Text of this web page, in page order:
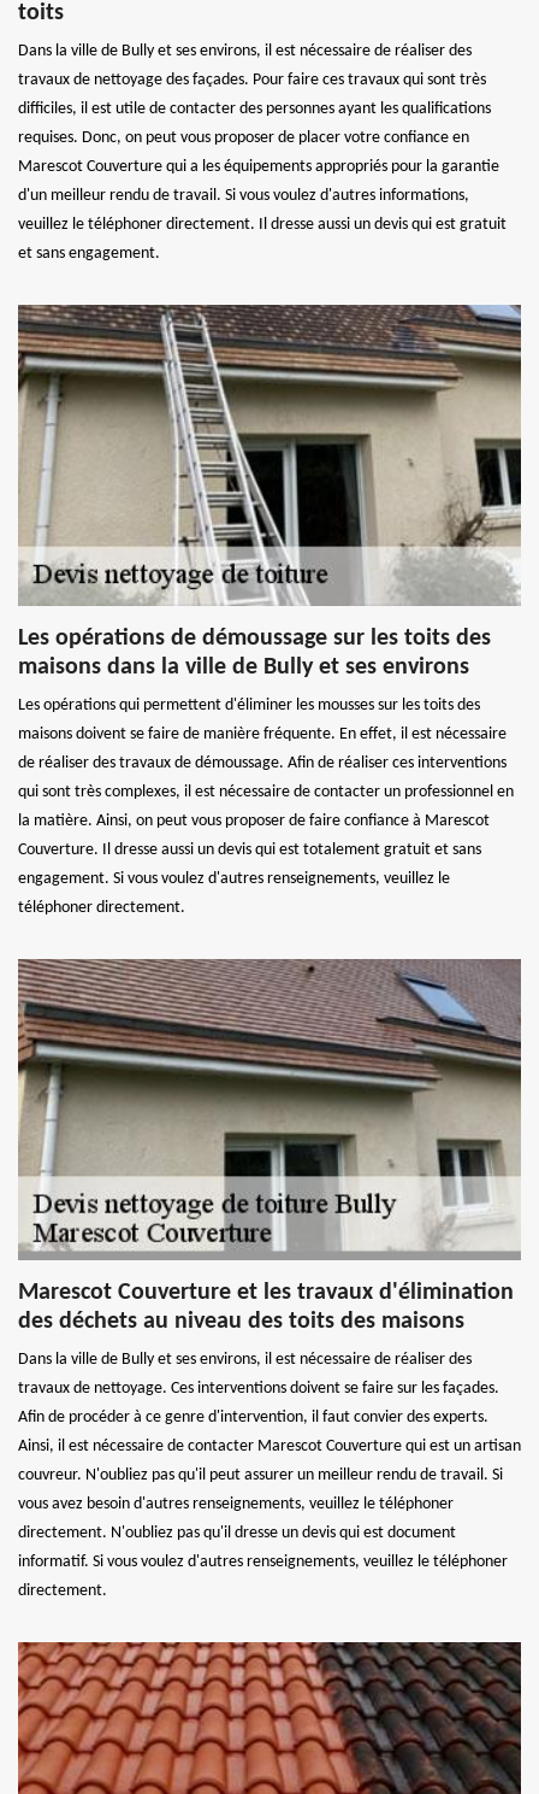
toits
Dans la ville de Bully et ses environs, il est nécessaire de réaliser des
travaux de nettoyage des façades. Pour faire ces travaux qui sont très
difficiles, il est utile de contacter des personnes ayant les qualifications
requises. Donc, on peut vous proposer de placer votre confiance en
Marescot Couverture qui a les équipements appropriés pour la garantie
d'un meilleur rendu de travail. Si vous voulez d'autres informations,
veuillez le téléphoner directement. Il dresse aussi un devis qui est gratuit
et sans engagement.
Les opérations de démoussage sur les toits des
maisons dans la ville de Bully et ses environs
Les opérations qui permettent d'éliminer les mousses sur les toits des
maisons doivent se faire de manière fréquente. En effet, il est nécessaire
de réaliser des travaux de démoussage. Afin de réaliser ces interventions
qui sont très complexes, il est nécessaire de contacter un professionnel en
la matière. Ainsi, on peut vous proposer de faire confiance à Marescot
Couverture. Il dresse aussi un devis qui est totalement gratuit et sans
engagement. Si vous voulez d'autres renseignements, veuillez le
téléphoner directement.
Marescot Couverture et les travaux d'élimination
des déchets au niveau des toits des maisons
Dans la ville de Bully et ses environs, il est nécessaire de réaliser des
travaux de nettoyage. Ces interventions doivent se faire sur les façades.
Afin de procéder à ce genre d'intervention, il faut convier des experts.
Ainsi, il est nécessaire de contacter Marescot Couverture qui est un artisan
couvreur. N'oubliez pas qu'il peut assurer un meilleur rendu de travail. Si
vous avez besoin d'autres renseignements, veuillez le téléphoner
directement. N'oubliez pas qu'il dresse un devis qui est document
informatif. Si vous voulez d'autres renseignements, veuillez le téléphoner
directement.